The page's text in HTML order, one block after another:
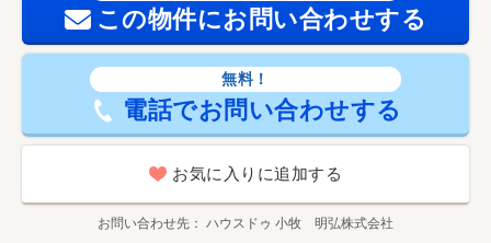
この物件にお問い合わせする
無料！
電話でお問い合わせする
お気に入りに追加する
お問い合わせ先
ハウスドゥ 小牧 明弘株式会社